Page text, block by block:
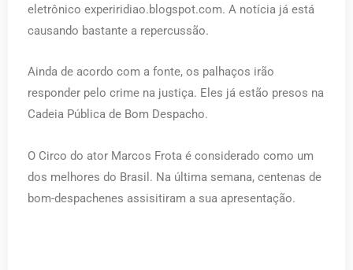
eletrônico experiridiao.blogspot.com. A notícia já está
causando bastante a repercussão.
Ainda de acordo com a fonte, os palhaços irão
responder pelo crime na justiça. Eles já estão presos na
Cadeia Pública de Bom Despacho.
O Circo do ator Marcos Frota é considerado como um
dos melhores do Brasil. Na última semana, centenas de
bom-despachenes assisitiram a sua apresentação.